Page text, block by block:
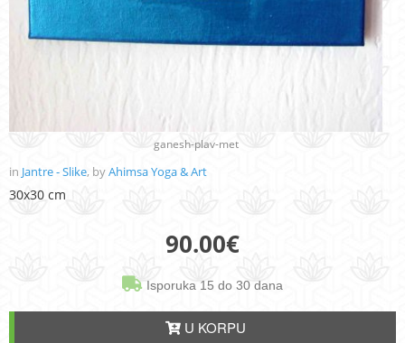
ganesh-plav-met
in Jantre - Slike, byAhimsa Yoga & Art
30x30 cm
90.00€
Isporuka 15 do 30 dana
U KORPU